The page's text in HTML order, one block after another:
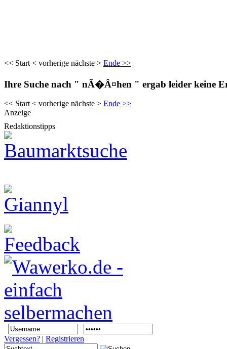
<< Start < vorherige nächste > Ende >>
Ihre Suche nach " nÃ�Â¤hen " ergab leider keine
<< Start < vorherige nächste > Ende >>
Anzeige
Redaktionstipps
Vergessen? | Registrieren